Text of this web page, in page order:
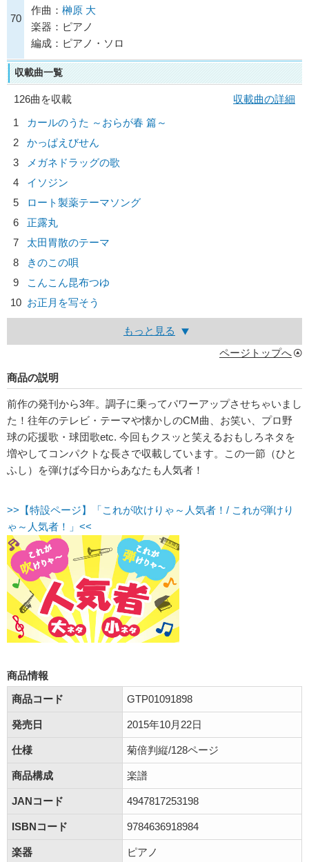
70
作曲： 榊原 大
楽器：ピアノ
編成：ピアノ・ソロ
収載曲一覧
126曲を収載
収載曲の詳細
1
カールのうた ～おらが春 篇～
2
かっぱえびせん
3
メガネドラッグの歌
4
イソジン
5
ロート製薬テーマソング
6
正露丸
7
太田胃散のテーマ
8
きのこの唄
9
こんこん昆布つゆ
10 お正月を写そう
もっと見る
ページトップへ
商品の説明
前作の発刊から3年。調子に乗ってパワーアップさせちゃいまし
た！往年のテレビ・テーマや懐かしのCM曲、お笑い、プロ野
球の応援歌・球団歌etc. 今回もクスッと笑えるおもしろネタを
増やしてコンパクトな長さで収載しています。この一節（ひと
ふし）を弾けば今日からあなたも人気者！
>>【特設ページ】「これが吹けりゃ～人気者！/ これが弾けり
ゃ～人気者！」<<
商品情報
商品コード
GTP01091898
発売日 2015年10月22日
仕様 菊倍判縦/128ページ
商品構成 楽譜
JANコード 4947817253198
ISBNコード 9784636918984
楽器 ピアノ